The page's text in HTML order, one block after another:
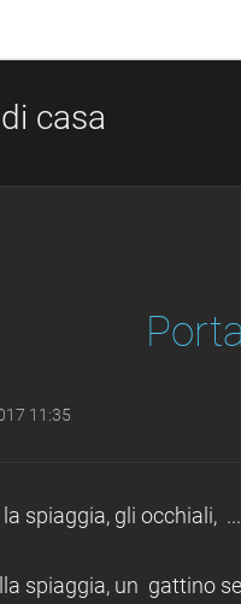
casa
11:35
la spiaggia, gli occhiali,
spiaggia, un gattino